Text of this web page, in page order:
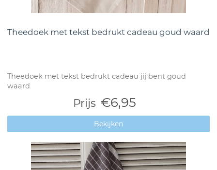
Theedoek met tekst bedrukt cadeau goud waard
Theedoek met tekst bedrukt cadeau jij bent goud
waard
Prijs €6,95
Bekijken